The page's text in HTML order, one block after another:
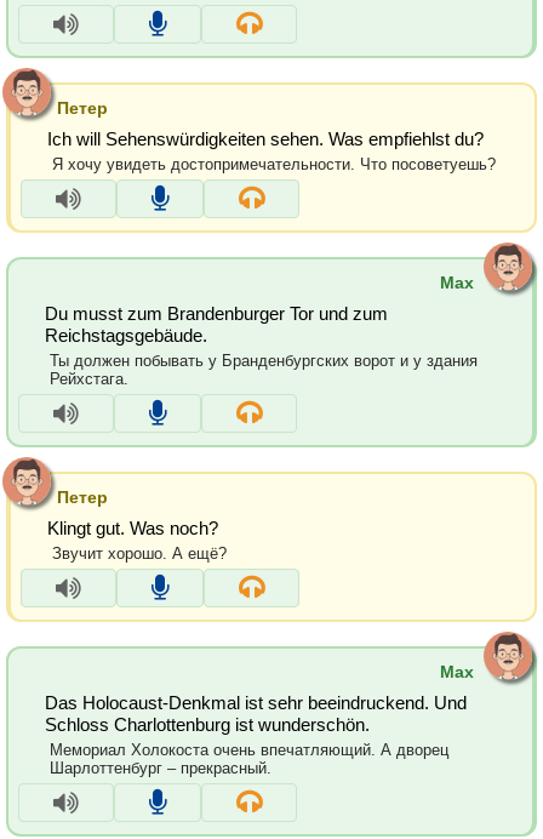
Петер
Ich will Sehenswürdigkeiten sehen. Was empfiehlst du?
Я хочу увидеть достопримечательности. Что посоветуешь?
Max
Du musst zum Brandenburger Tor und zum
Reichstagsgebäude.
Ты должен побывать у Бранденбургских ворот и у здания
Рейхстага.
Петер
Klingt gut. Was noch?
Звучит хорошо. А ещё?
Max
Das Holocaust-Denkmal ist sehr beeindruckend. Und
Schloss Charlottenburg ist wunderschön.
Мемориал Холокоста очень впечатляющий. А дворец
Шарлоттенбург – прекрасный.